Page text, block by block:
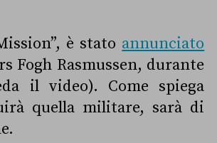
è stato annunciato
Fogh Rasmussen, durante
il video). Come spiega
quella militare, sarà di